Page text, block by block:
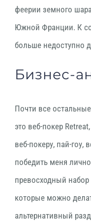
феерии земного
Южной Франции. К
больше недоступно
Бизнес-
Почти все
это веб-покер
веб-покеру, пай-гоу,
победить меня
превосходный набор
которые можно
альтернативный